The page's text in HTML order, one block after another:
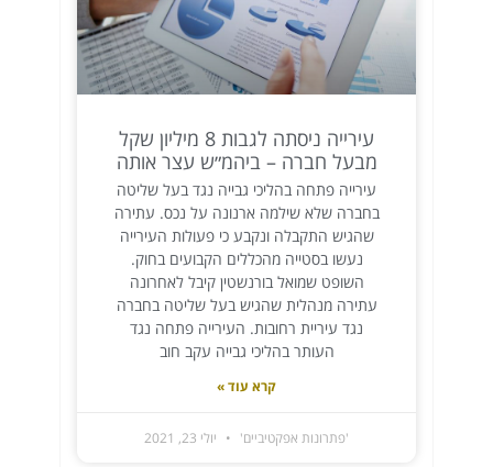
עירייה ניסתה לגבות 8 מיליון שקל
מבעל חברה – ביהמ״ש עצר אותה
עירייה פתחה בהליכי גבייה נגד בעל שליטה
בחברה שלא שילמה ארנונה על נכס. עתירה
שהגיש התקבלה ונקבע כי פעולות העירייה
נעשו בסטייה מהכללים הקבועים בחוק.
השופט שמואל בורנשטין קיבל לאחרונה
עתירה מנהלית שהגיש בעל שליטה בחברה
נגד עיריית רחובות. העירייה פתחה נגד
העותר בהליכי גבייה עקב חוב
קרא עוד »
'פתרונות אפקטיביים' יולי 23, 2021